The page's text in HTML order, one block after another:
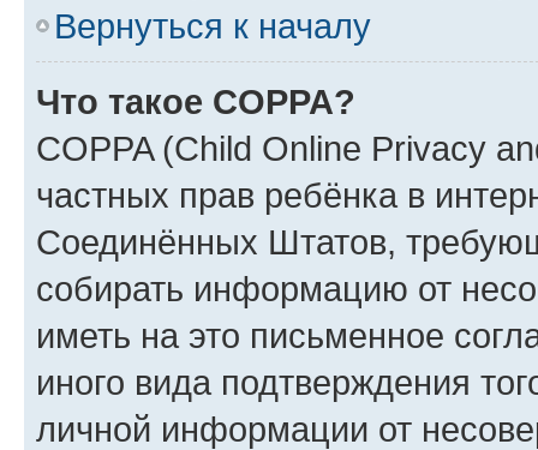
Вернуться к началу
Что такое COPPA?
COPPA (Child Online Privacy
частных прав ребёнка в
Соединённых Штатов,
собирать информацию от
иметь на это письменное
иного вида подтверждения
личной информации от